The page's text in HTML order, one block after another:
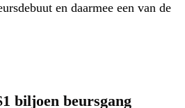
en daarmee een van de
biljoen beursgang